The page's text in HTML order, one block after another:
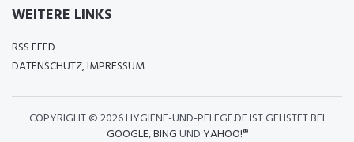
WEITERE LINKS
RSS FEED
DATENSCHUTZ, IMPRESSUM
COPYRIGHT ©2026 HYGIENE-UND-PFLEGE.DE IST GELISTET BEI
GOOGLE,BINGUND YAHOO!®